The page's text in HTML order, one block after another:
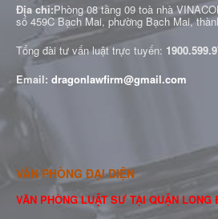
Địa chỉ:Phòng 08 tầng 09 toà nhà
số 459C Bạch Mai, phường Bạch Mai,
Tổng đài tư vấn luật trực tuyến:
Email: dragonlawfirm@gmail.com
VĂN PHÒNG ĐẠI DIỆN
VĂN PHÒNG LUẬT SƯ TẠI QUẬN LONG